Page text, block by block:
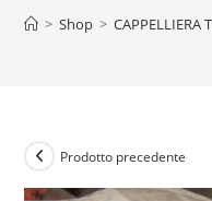
> Shop > CAPPELLIERA
Prodotto precedente